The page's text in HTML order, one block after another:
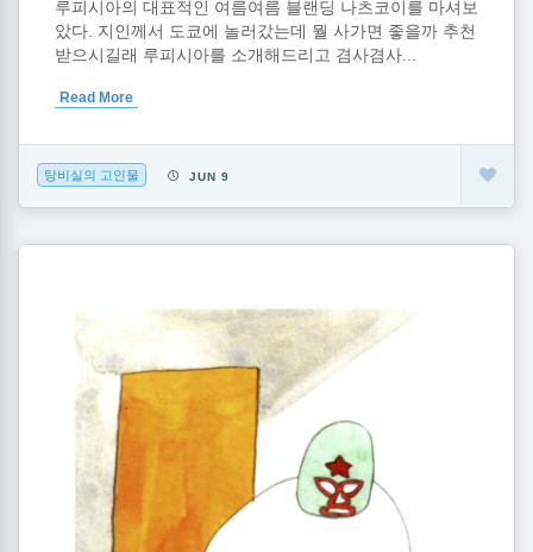
루피시아의 대표적인 여름여름 블랜딩 나츠코이를 마셔보
았다. 지인께서 도쿄에 놀러갔는데 뭘 사가면 좋을까 추천
받으시길래 루피시아를 소개해드리고 겸사겸사...
Read More
탕비실의 고인물 JUN 9